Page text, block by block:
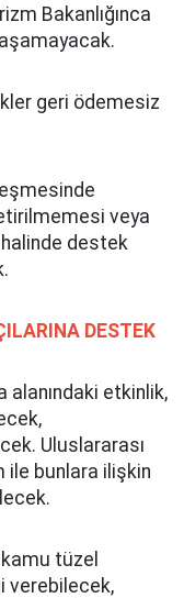
Bakanlığınca
geri ödemesiz
veya
halinde destek
DESTEK
alanındaki etkinlik,
Uluslararası
ile bunlara ilişkin
tüzel
verebilecek,